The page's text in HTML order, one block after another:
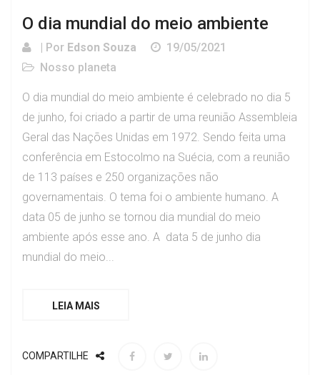
O dia mundial do meio ambiente
| Por Edson Souza
19/05/2021
Nosso planeta
O dia mundial do meio ambiente é celebrado no dia 5
de junho, foi criado a partir de uma reunião Assembleia
Geral das Nações Unidas em 1972. Sendo feita uma
conferência em Estocolmo na Suécia, com a reunião
de 113 países e 250 organizações não
governamentais. O tema foi o ambiente humano. A
data 05 de junho se tornou dia mundial do meio
ambiente após esse ano. A data 5 de junho dia
mundial do meio...
LEIA MAIS
COMPARTILHE